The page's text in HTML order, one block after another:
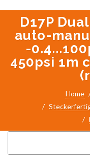
D17P
auto-
-
450psi 1m
Home
PART NUMBER